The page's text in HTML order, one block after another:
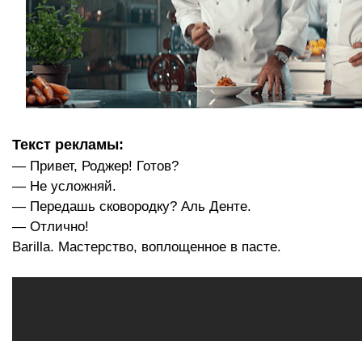
Текст рекламы:
— Привет, Роджер! Готов?
— Не усложняй.
— Передашь сковородку? Аль Денте.
— Отлично!
Barilla. Мастерство, воплощенное в пасте.